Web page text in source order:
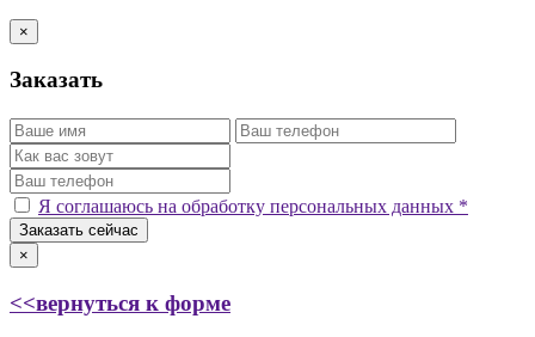
×
Заказать
Я соглашаюсь на обработку персональных данных *
Заказать сейчас
×
<<вернуться к форме